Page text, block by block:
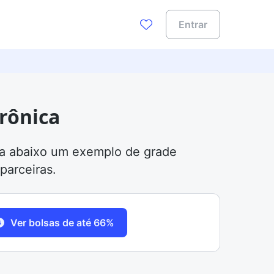
Entrar
abaixo um exemplo de grade
Ver bolsas de até 66%